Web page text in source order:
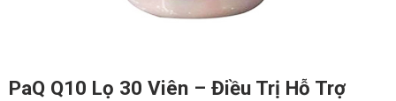
PaQ Q10 Lọ 30 Viên – Điều Trị Hỗ Trợ